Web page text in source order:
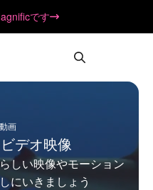
です
動画
デオ映像
しい映像やモーション
にいきましょう